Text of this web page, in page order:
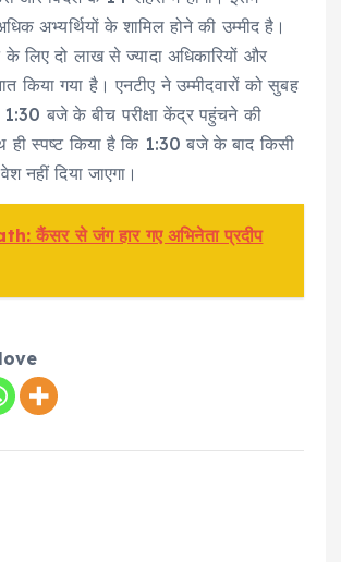
अभ्यर्थियों के शामिल होने की उम्मीद है।
के लिए दो लाख से ज्यादा अधिकारियों और
किया गया है। एनटीए ने उम्मीदवारों को सुबह
बजे के बीच परीक्षा केंद्र पहुंचने की
ही स्पष्ट किया है कि 1:30 बजे के बाद किसी
नहीं दिया जाएगा।
कैंसर से जंग हार गए अभिनेता प्रदीप